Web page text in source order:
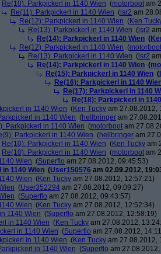
Re(10): Parkpickerl in 1140 Wien (motorboot am
Re(11): Parkpickerl in 1140 Wien ( lsr2 am
Re(12): Parkpickerl in 1140 Wien (Ken
Re(13): Parkpickerl in 1140 Wien ( lsr2
Re(14): Parkpickerl in 1140 Wien (
Re(12): Parkpickerl in 1140 Wien (motorboot
Re(13): Parkpickerl in 1140 Wien ( lsr2
Re(14): Parkpickerl in 1140 Wien (
Re(15): Parkpickerl in 1140 Wien (
Re(16): Parkpickerl in 1140
Re(17): Parkpickerl in 1140
Re(18): Parkpickerl in
in 1140 Wien (Ken Tucky am 27.08.2012,
in 1140 Wien (hellbringer am
Parkpickerl in 1140 Wien (motorboot am
Parkpickerl in 1140 Wien (hellbringer am
Re(10): Parkpickerl in 1140 Wien (Ken Tucky am
Re(10): Parkpickerl in 1140 Wien (motorboot am
Wien (Superflo am 27.08.2012, 09:45:53)
1140 Wien (User150576 am 02.09.2012,
Wien (Ken Tucky am 27.08.2012, 12:57:21)
(User352294 am 27.08.2012, 09:09:27)
(Superflo am 27.08.2012, 09:43:57)
Wien (Ken Tucky am 27.08.2012, 12:52:34)
1140 Wien (Superflo am 27.08.2012, 12:58:19)
in 1140 Wien (Ken Tucky am 27.08.2012,
in 1140 Wien (Superflo am 27.08.2012,
in 1140 Wien (Ken Tucky am 27.08.2012,
in 1140 Wien (Superflo am